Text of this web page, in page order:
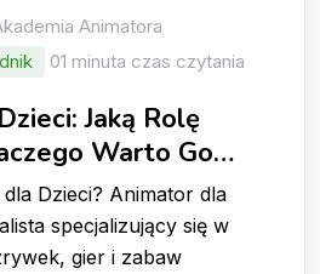
Animatora
01 minuta czas czytania
Jaką Rolę
Warto Go
Dzieci? Animator dla
specjalizujący się w
gier i zabaw